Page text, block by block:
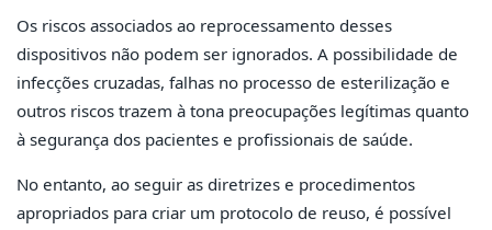
Os riscos associados ao reprocessamento desses
dispositivos não podem ser ignorados. A possibilidade de
infecções cruzadas, falhas no processo de esterilização e
outros riscos trazem à tona preocupações legítimas quanto
à segurança dos pacientes e profissionais de saúde.
No entanto, ao seguir as diretrizes e procedimentos
apropriados para criar um protocolo de reuso, é possível